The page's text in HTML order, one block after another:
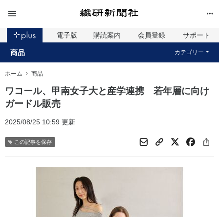
電子版 購読案内 会員登録 サポート
商品 カテゴリー
ホーム 商品
ワコール、甲南女子大と産学連携 若年層に向け
ガードル販売
2025/08/25 10:59 更新
この記事を保存